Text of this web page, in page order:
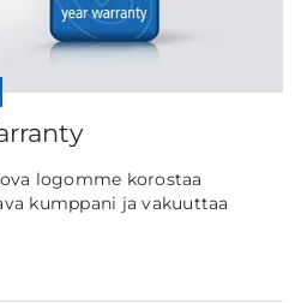
logomme korostaa
kumppani ja vakuuttaa